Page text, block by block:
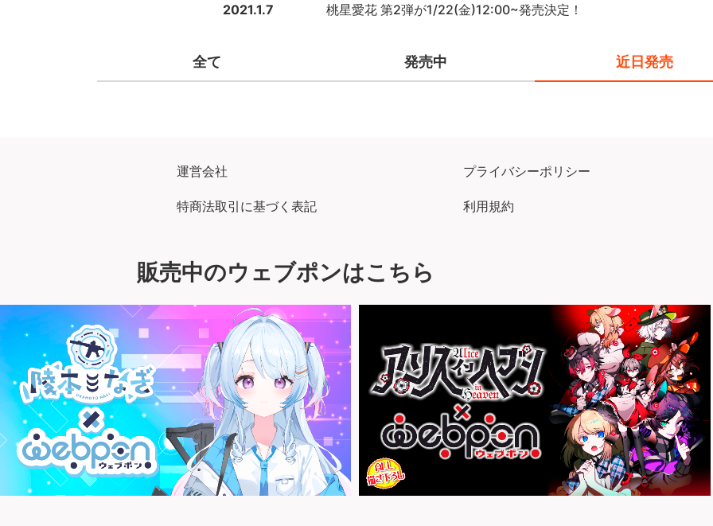
2021.1.7 桃星愛花 第2弾が1/22(金)12:00~発売決定！
全て 発売中 近日発売
運営会社 プライバシーポリシー
特商法取引に基づく表記 利用規約
販売中のウェブポンはこちら